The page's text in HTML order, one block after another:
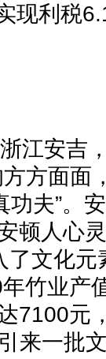
现利税
江安吉
方面面
功夫”。
顿人心
文化
竹业产
7100元
来一批